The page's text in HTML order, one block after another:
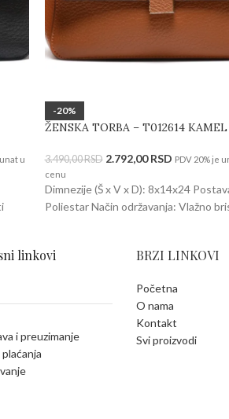
u
-20%
ŽENSKA TORBA – T012614 KAMEL
3.490,00RSD 2.792,00RSD PDV 20% je
cenu
Dimnezije (Š x V x D): 8x14x24
Poliestar Način održavanja: Vlažno
linkovi
i preuzimanje
BRZI LINKOVI
Početna
O nama
Kontakt
Svi proizvodi